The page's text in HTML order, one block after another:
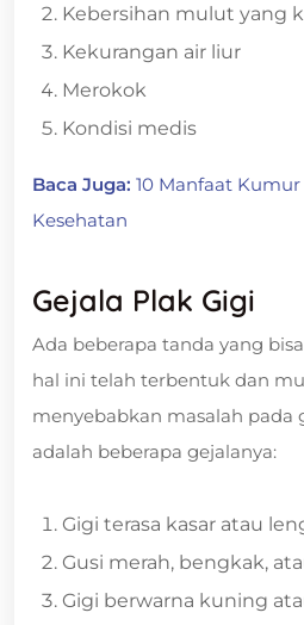
Kebersihan mulut yang
Kekurangan air liur
Merokok
Kondisi medis
Baca Juga: 10 Manfaat
Kesehatan
Gejala Plak Gigi
Ada beberapa tanda yang
hal ini telah terbentuk dan
menyebabkan masalah pada
adalah beberapa gejalanya:
Gigi terasa kasar atau
Gusi merah, bengkak,
Gigi berwarna kuning